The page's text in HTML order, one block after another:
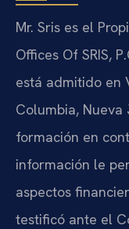
Mr. Sris es el
Offices Of SRIS,
está admitido en
Columbia, Nueva
formación en
información le
aspectos
testificó ante el